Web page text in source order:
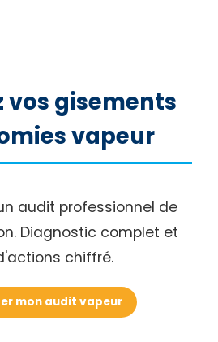
vos gisements
vapeur
audit professionnel de
Diagnostic complet et
chiffré.
mon audit vapeur